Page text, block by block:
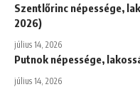
Szentlőrinc népessége,
2026)
július 14, 2026
Putnok népessége,
július 14, 2026